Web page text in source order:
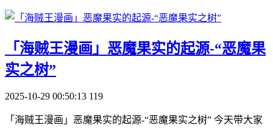
​「海贼王漫画」恶魔果实的起源-“恶魔果
实之树”
2025-10-29 00:50:13 119
「海贼王漫画」恶魔果实的起源-“恶魔果实之树” 今天带大家